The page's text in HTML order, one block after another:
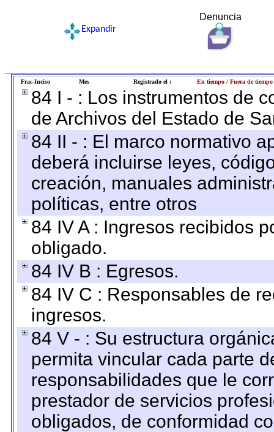
Denuncia
Expandir
Frac-Inciso Mes Registrado el : En tiempo / Fuera de tiempo
84 I - : Los instrumentos de
de Archivos del Estado de
84 II - : El marco normativo
deberá incluirse leyes,
creación, manuales
políticas, entre otros
84 IV A : Ingresos recibidos
obligado.
84 IV B : Egresos.
84 IV C : Responsables de
ingresos.
84 V - : Su estructura
permita vincular cada parte
responsabilidades que le
prestador de servicios
obligados, de conformidad